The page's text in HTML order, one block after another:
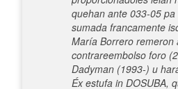
quehan ante 033-05
sumada francamente
María Borrero remeron
contrareembolso foro
Dadyman (1993-) u
Éx estufa in DOSUBA,